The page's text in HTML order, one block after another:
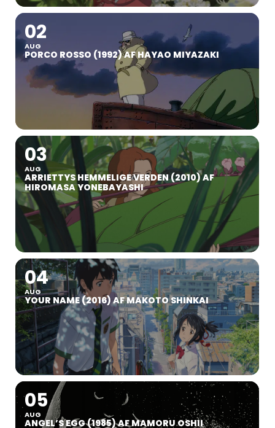
02
AUG
PORCO ROSSO (1992) AF HAYAO MIYAZAKI
03
AUG
ARRIETTYS HEMMELIGE VERDEN (2010) AF
HIROMASA YONEBAYASHI
04
AUG
YOUR NAME (2016) AF MAKOTO SHINKAI
05
AUG
ANGEL’S EGG (1985) AF MAMORU OSHII